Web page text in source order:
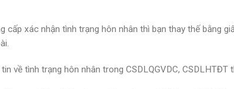
cấp xác nhận tình trạng hôn nhân thì bạn thay thế bằng
về tình trạng hôn nhân trong CSDLQGVDC, CSDLHTĐT